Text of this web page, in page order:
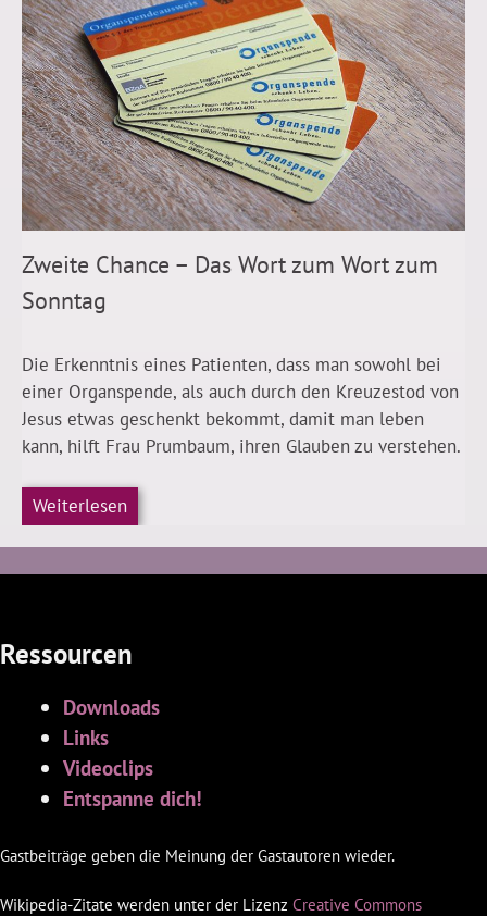
Zweite Chance – Das Wort zum Wort zum
Sonntag
Die Erkenntnis eines Patienten, dass man sowohl bei
einer Organspende, als auch durch den Kreuzestod von
Jesus etwas geschenkt bekommt, damit man leben
kann, hilft Frau Prumbaum, ihren Glauben zu verstehen.
Weiterlesen
Ressourcen
Downloads
Links
Videoclips
Entspanne dich!
Gastbeiträge geben die Meinung der Gastautoren wieder.
Wikipedia-Zitate werden unter der Lizenz Creative Commons